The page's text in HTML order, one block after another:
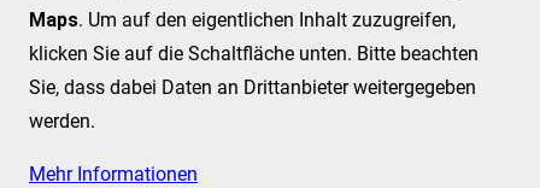
Maps. Um auf den eigentlichen Inhalt zuzugreifen,
klicken Sie auf die Schaltfläche unten. Bitte beachten
Sie, dass dabei Daten an Drittanbieter weitergegeben
werden.
Mehr Informationen